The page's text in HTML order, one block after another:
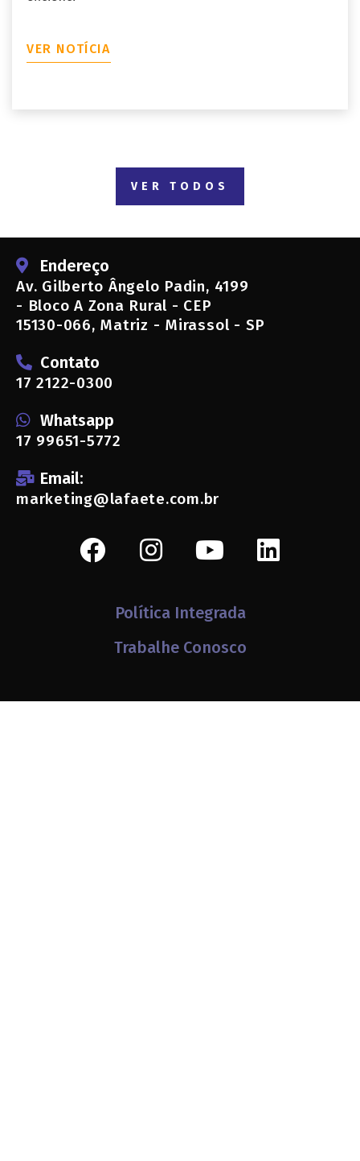
VER NOTÍCIA
VER TODOS
Endereço
Av. Gilberto Ângelo Padin, 4199
- Bloco A Zona Rural - CEP
15130-066, Matriz - Mirassol - SP
Contato
17 2122-0300
Whatsapp
17 99651-5772
Email:
marketing@lafaete.com.br
Política Integrada
Trabalhe Conosco